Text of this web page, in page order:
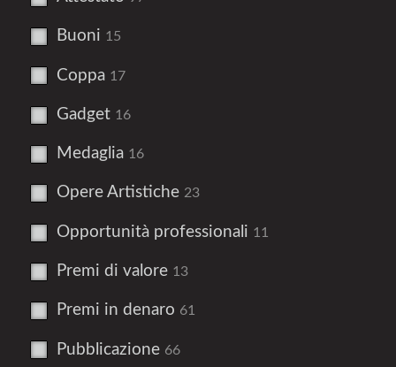
Buoni 15
Coppa 17
Gadget 16
Medaglia 16
Opere Artistiche 23
Opportunità professionali 11
Premi di valore 13
Premi in denaro 61
Pubblicazione 66